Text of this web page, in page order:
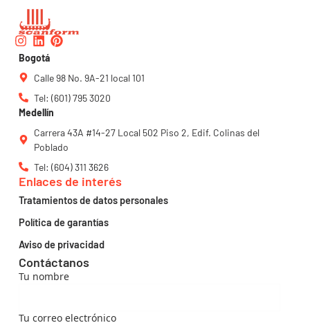
Instagram
Linkedin
Pinterest
Bogotá
Calle 98 No. 9A-21 local 101
Tel: (601) 795 3020
Medellín
Carrera 43A #14-27 Local 502 Piso 2, Edif. Colinas del
Poblado
Tel: (604) 311 3626
Contáctanos
Tu nombre
Tu correo electrónico
Enlaces de interés
Tratamientos de datos personales
Política de garantías
Aviso de privacidad